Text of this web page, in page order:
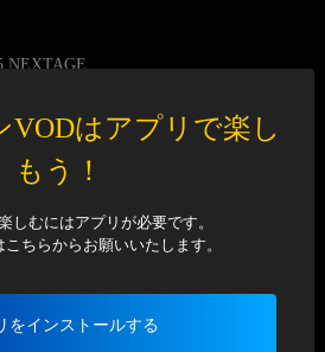
NEXTAGE
NEXTAGE
VODはアプリで楽し
もう！
しむにはアプリが必要です。
ちらからお願いいたします。
をインストールする